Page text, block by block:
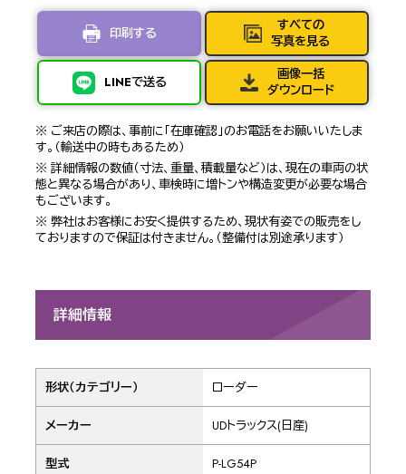
印刷する
LINEで送る
すべての
写真を見る
画像一括
ダウンロード
※ ご来店の際は、事前に「在庫確認」のお電話をお願いいたしま
す。（輸送中の時もあるため）
※ 詳細情報の数値（寸法、重量、積載量など）は、現在の車両の状
態と異なる場合があり、車検時に増トンや構造変更が必要な場合
もございます。
※ 弊社はお客様にお安く提供するため、現状有姿での販売をし
ておりますので保証は付きません。（整備付は別途承ります）
詳細情報
形状（カテゴリー） ローダー
メーカー UDトラックス(日産)
型式 P-LG54P